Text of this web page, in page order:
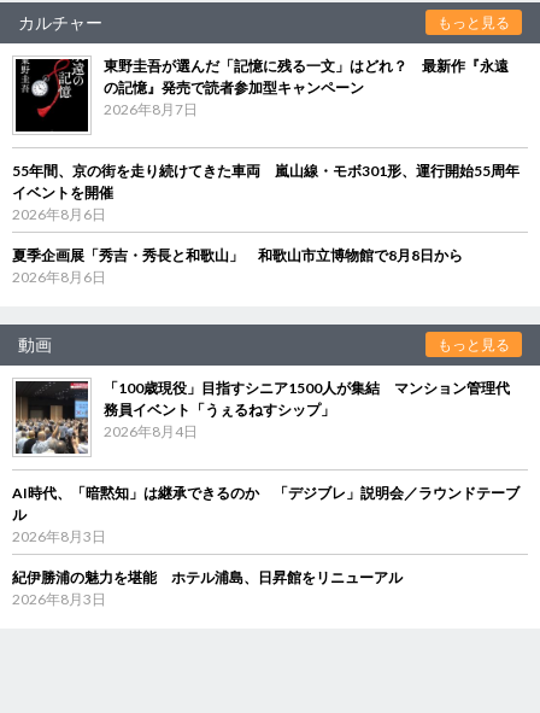
カルチャー もっと見る
東野圭吾が選んだ「記憶に残る一文」はどれ？ 最新作『永遠
の記憶』発売で読者参加型キャンペーン
2026年8月7日
55年間、京の街を走り続けてきた車両 嵐山線・モボ301形、運行開始55周年
イベントを開催
2026年8月6日
夏季企画展「秀吉・秀長と和歌山」 和歌山市立博物館で8月8日から
2026年8月6日
動画 もっと見る
「100歳現役」目指すシニア1500人が集結 マンション管理代
務員イベント「うぇるねすシップ」
2026年8月4日
AI時代、「暗黙知」は継承できるのか 「デジブレ」説明会／ラウンドテーブ
ル
2026年8月3日
紀伊勝浦の魅力を堪能 ホテル浦島、日昇館をリニューアル
2026年8月3日